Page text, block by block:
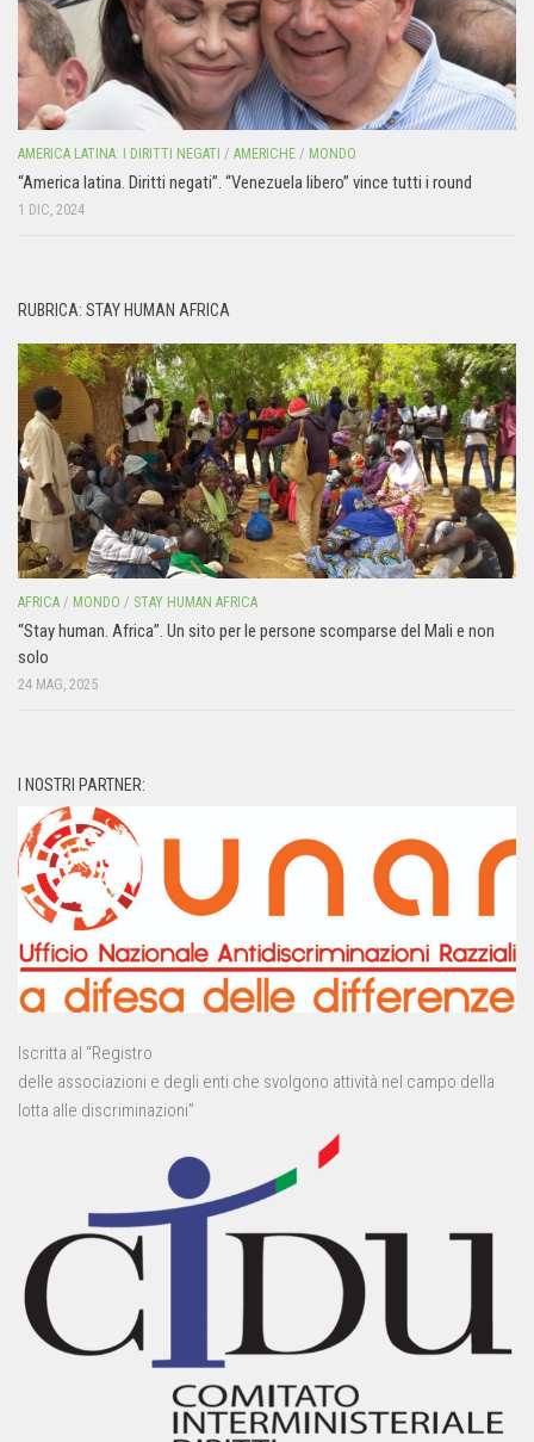
AMERICA LATINA: I DIRITTI NEGATI / AMERICHE / MONDO
“America latina. Diritti negati”. “Venezuela libero” vince tutti i round
1 DIC, 2024
RUBRICA: STAY HUMAN AFRICA
AFRICA / MONDO / STAY HUMAN AFRICA
“Stay human. Africa”. Un sito per le persone scomparse del Mali e non
solo
24 MAG, 2025
I NOSTRI PARTNER:
Iscritta al “Registro
delle associazioni e degli enti che svolgono attività nel campo della
lotta alle discriminazioni”